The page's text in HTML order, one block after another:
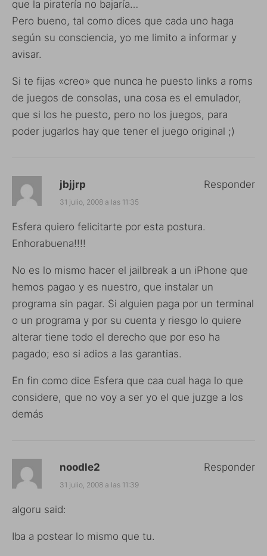
que la piratería no bajaría…
Pero bueno, tal como dices que cada uno haga
según su consciencia, yo me limito a informar y
avisar.
Si te fijas «creo» que nunca he puesto links a roms
de juegos de consolas, una cosa es el emulador,
que si los he puesto, pero no los juegos, para
poder jugarlos hay que tener el juego original ;)
jbjjrp
31 julio, 2008 a las 11:35
Esfera quiero felicitarte por esta postura.
Enhorabuena!!!!
No es lo mismo hacer el jailbreak a un iPhone que
hemos pagao y es nuestro, que instalar un
programa sin pagar. Si alguien paga por un terminal
o un programa y por su cuenta y riesgo lo quiere
alterar tiene todo el derecho que por eso ha
pagado; eso si adios a las garantias.
En fin como dice Esfera que caa cual haga lo que
considere, que no voy a ser yo el que juzge a los
demás
Responder
noodle2
31 julio, 2008 a las 11:39
algoru said:
Iba a postear lo mismo que tu.
Responder